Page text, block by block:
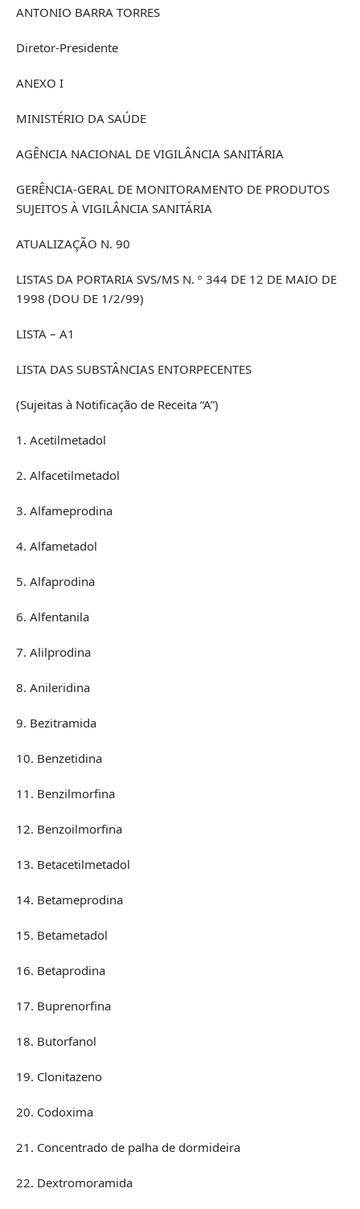
ANTONIO BARRA TORRES
Diretor-Presidente
ANEXO I
MINISTÉRIO DA SAÚDE
AGÊNCIA NACIONAL DE VIGILÂNCIA SANITÁRIA
GERÊNCIA-GERAL DE MONITORAMENTO DE PRODUTOS
SUJEITOS À VIGILÂNCIA SANITÁRIA
ATUALIZAÇÃO N. 90
LISTAS DA PORTARIA SVS/MS N. º 344 DE 12 DE MAIO DE
1998 (DOU DE 1/2/99)
LISTA – A1
LISTA DAS SUBSTÂNCIAS ENTORPECENTES
(Sujeitas à Notificação de Receita “A”)
1. Acetilmetadol
2. Alfacetilmetadol
3. Alfameprodina
4. Alfametadol
5. Alfaprodina
6. Alfentanila
7. Alilprodina
8. Anileridina
9. Bezitramida
10. Benzetidina
11. Benzilmorfina
12. Benzoilmorfina
13. Betacetilmetadol
14. Betameprodina
15. Betametadol
16. Betaprodina
17. Buprenorfina
18. Butorfanol
19. Clonitazeno
20. Codoxima
21. Concentrado de palha de dormideira
22. Dextromoramida